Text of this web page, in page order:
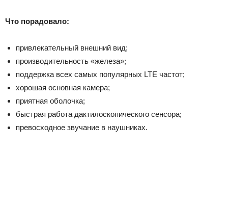
Что порадовало:
привлекательный внешний вид;
производительность «железа»;
поддержка всех самых популярных LTE частот;
хорошая основная камера;
приятная оболочка;
быстрая работа дактилоскопического сенсора;
превосходное звучание в наушниках.